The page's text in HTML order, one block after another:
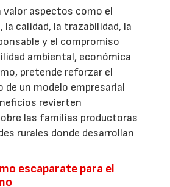
valor aspectos como el
la calidad, la trazabilidad, la
y el compromiso
ambiental, económica
pretende reforzar el
un modelo empresarial
revierten
las familias productoras
rurales donde desarrollan
escaparate para el